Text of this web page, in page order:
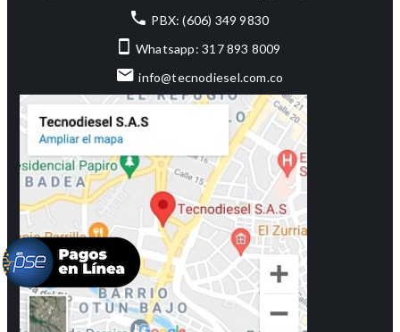
PBX: (606) 349 9830
Whatsapp: 317 893 8009
info@tecnodiesel.com.co